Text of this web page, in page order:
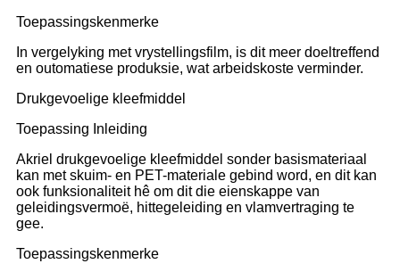
Toepassingskenmerke
In vergelyking met vrystellingsfilm, is dit meer doeltreffend
en outomatiese produksie, wat arbeidskoste verminder.
Drukgevoelige kleefmiddel
Toepassing Inleiding
Akriel drukgevoelige kleefmiddel sonder basismateriaal
kan met skuim- en PET-materiale gebind word, en dit kan
ook funksionaliteit hê om dit die eienskappe van
geleidingsvermoë, hittegeleiding en vlamvertraging te
gee.
Toepassingskenmerke